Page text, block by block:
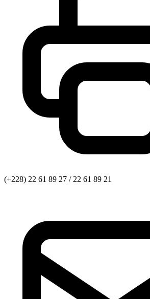
(+228) 22 61 89 27 / 22 61 89 21